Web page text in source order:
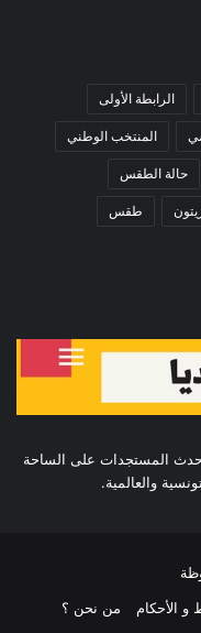
الرابطة الأولى
المنتخب الوطني
حالة الطقس
طقس
المستجدات على الساحة
والعالمية.
و الأحكام من نحن ؟